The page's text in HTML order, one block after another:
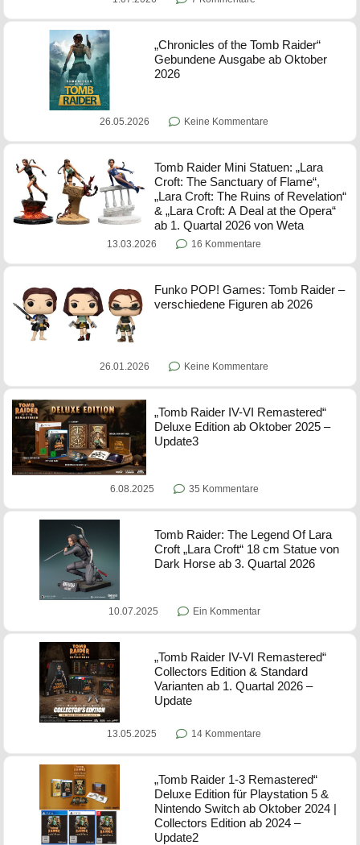
„Chronicles of the Tomb Raider“
Gebundene Ausgabe ab Oktober
2026
26.05.2026 Keine Kommentare
Tomb Raider Mini Statuen: „Lara
Croft: The Sanctuary of Flame“,
„Lara Croft: The Ruins of Revelation“
& „Lara Croft: A Deal at the Opera“
ab 1. Quartal 2026 von Weta
13.03.2026 16 Kommentare
Funko POP! Games: Tomb Raider –
verschiedene Figuren ab 2026
26.01.2026 Keine Kommentare
„Tomb Raider IV-VI Remastered“
Deluxe Edition ab Oktober 2025 –
Update3
6.08.2025 35 Kommentare
Tomb Raider: The Legend Of Lara
Croft „Lara Croft“ 18 cm Statue von
Dark Horse ab 3. Quartal 2026
10.07.2025 Ein Kommentar
„Tomb Raider IV-VI Remastered“
Collectors Edition & Standard
Varianten ab 1. Quartal 2026 –
Update
13.05.2025 14 Kommentare
„Tomb Raider 1-3 Remastered“
Deluxe Edition für Playstation 5 &
Nintendo Switch ab Oktober 2024 |
Collectors Edition ab 2024 –
Update2